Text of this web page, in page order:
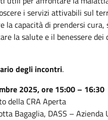
i servizi attivabili sul
la capacità di prendersi cura,
la salute e il benessere dei
degli incontri.
2025, ore 15:00 – 16:30
della CRA Aperta
Bagaglia, DASS – Azienda